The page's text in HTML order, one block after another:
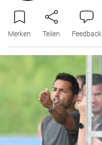
Merken Teilen Feedback